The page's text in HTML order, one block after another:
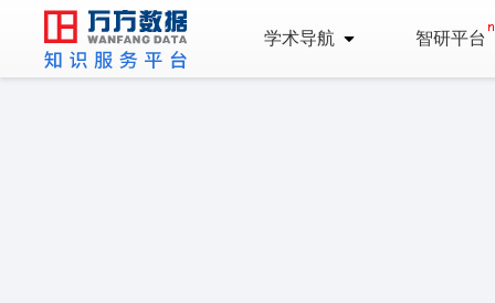
学术导航 智研平台